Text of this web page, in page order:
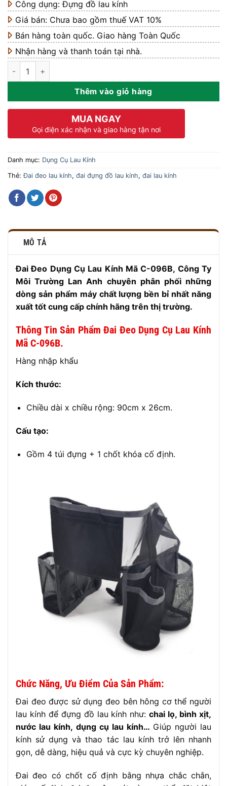
Công dụng: Đựng đồ lau kính
Giá bán: Chưa bao gồm thuế VAT 10%
Bán hàng toàn quốc. Giao hàng Toàn Quốc
Nhận hàng và thanh toán tại nhà.
Đai Đeo Dụng Cụ Lau Kính Mã C-096B số lượng
Thêm vào giỏ hàng
MUA NGAY
Gọi điện xác nhận và giao hàng tận nơi
Danh mục: Dụng Cụ Lau Kính
Thẻ:Đai đeo lau kính, đai đựng đồ lau kính, đai lau kính
MÔ TẢ
Đai Đeo Dụng Cụ Lau Kính Mã C-096B, Công Ty
Môi Trường Lan Anh chuyên phân phối những
dòng sản phẩm máychất lượng bền bỉ nhất năng
xuất tốt cung cấp chính hãng trên thị trường.
Thông Tin Sản Phẩm Đai Đeo Dụng Cụ Lau Kính
Mã C-096B.
Hàng nhập khẩu
Kích thước:
Chiều dài x chiều rộng: 90cm x 26cm.
Cấu tạo:
Gồm 4 túi đựng + 1 chốt khóa cố định.
Chức Năng, Ưu Điểm Của Sản Phẩm:
Đai đeo được sử dụng đeo bên hông cơ thể người
lau kính để đựng đồ lau kính như:chai lọ, bình xịt,
nước lau kính, dụng cụ lau kính… Giúp người lau
kính sử dụng và thao tác lau kính trở lên nhanh
gọn, dễ dàng, hiệu quả và cực kỳ chuyên nghiệp.
Đai đeo có chốt cố định bằng nhựa chắc chắn,